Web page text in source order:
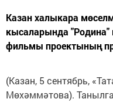
Казан халыкара
кысаларында "Родина"
фильмы проектының
(Казан, 5 сентябрь,
Мөхәммәтова).